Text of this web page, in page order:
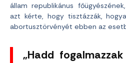
állam republikánus
azt kérte, hogy tisztázzák,
abortusztörvényét ebben az
„Hadd